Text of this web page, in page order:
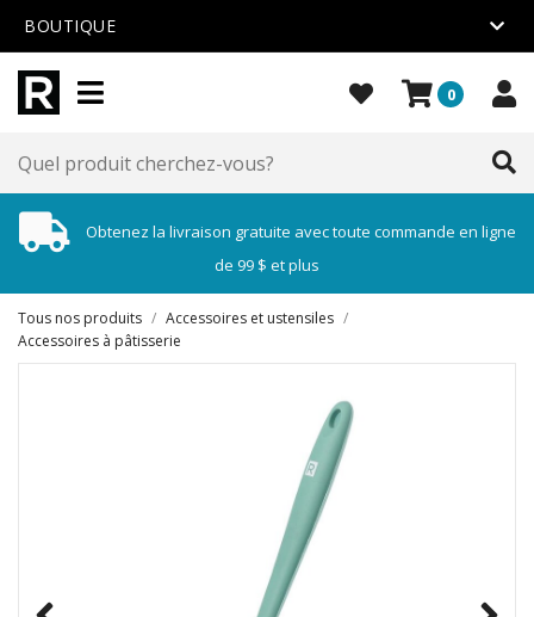
BOUTIQUE
0
Obtenez la livraison gratuite avec toute commande en ligne
de 99 $ et plus
Tous nos produits / Accessoires et ustensiles /
Accessoires à pâtisserie